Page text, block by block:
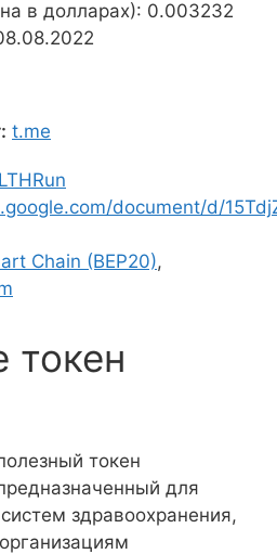
в долларах): 0.003232
t.me
document/d/
Chain (BEP20),
токен
токен
для
здравоохранения,